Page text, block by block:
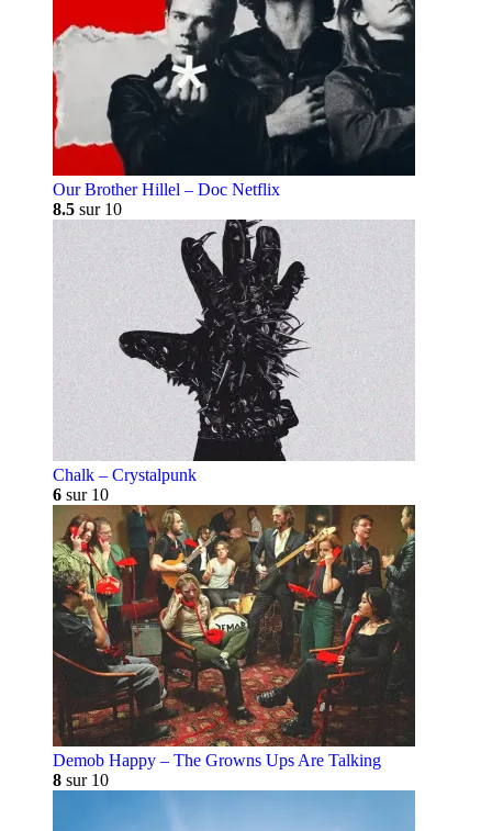
Our Brother Hillel – Doc Netflix
8.5 sur 10
Chalk – Crystalpunk
6 sur 10
Demob Happy – The Growns Ups Are Talking
8 sur 10